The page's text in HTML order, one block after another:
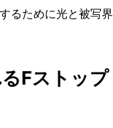
るために光と被写界
Fストップ